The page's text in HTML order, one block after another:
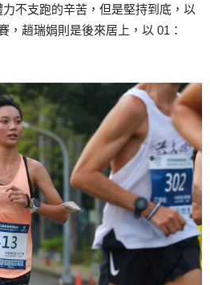
不支跑的辛苦，但是堅持到底，以
，趙瑞娟則是後來居上，以 01：